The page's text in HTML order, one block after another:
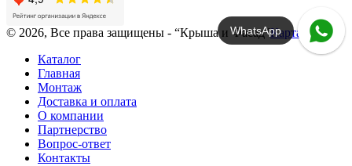
© 2026, Все права защищены - “Крыша и Фасад”Карта сайта
Каталог
Главная
Монтаж
Доставка и оплата
О компании
Партнерство
Вопрос-ответ
Контакты
WhatsApp